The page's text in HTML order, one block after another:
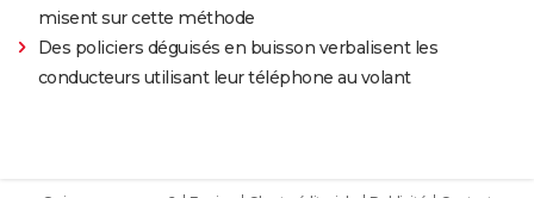
misent sur cette méthode
Des policiers déguisés en buisson verbalisent les
conducteurs utilisant leur téléphone au volant